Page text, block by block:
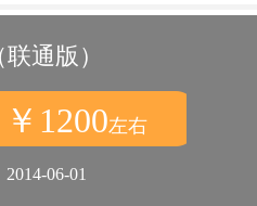
通版）
￥1200左右
2014-06-01